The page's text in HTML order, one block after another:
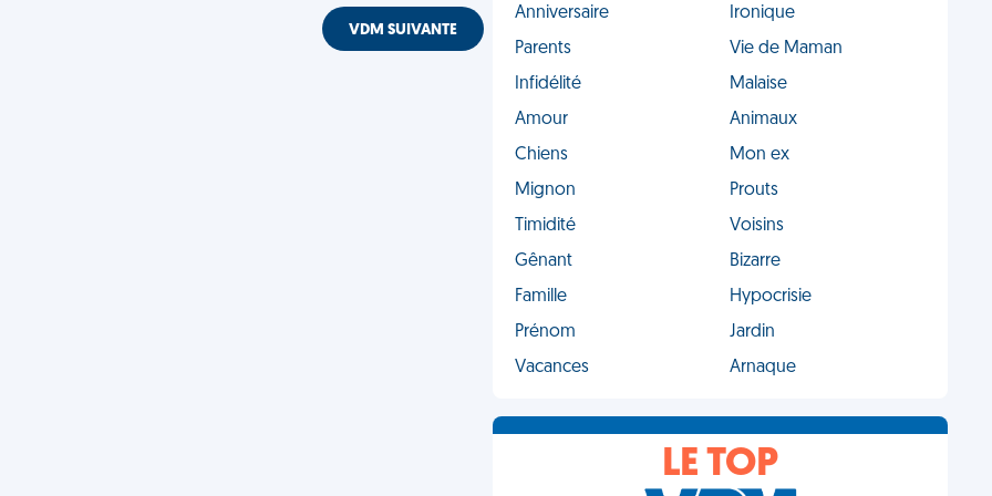
VDM SUIVANTE
Anniversaire
Ironique
Parents
Vie de Maman
Infidélité
Malaise
Amour
Animaux
Chiens
Mon ex
Mignon
Prouts
Timidité
Voisins
Gênant
Bizarre
Famille
Hypocrisie
Prénom
Jardin
Vacances
Arnaque
LE TOP